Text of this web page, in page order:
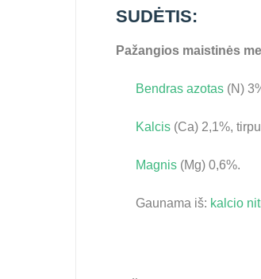
SUDĖTIS:
Pažangios maistinės
Bendras azotas (N)
Kalcis (Ca) 2,1%,
Magnis (Mg) 0,6%.
Gaunama iš: kalcio